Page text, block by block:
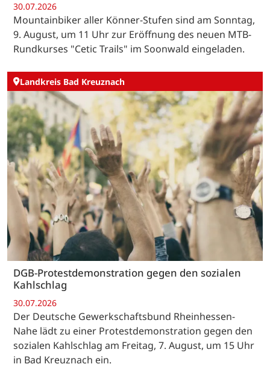
30.07.2026
Mountainbiker aller Könner-Stufen sind am Sonntag,
9. August, um 11 Uhr zur Eröffnung des neuen MTB-
Rundkurses "Cetic Trails" im Soonwald eingeladen.
Landkreis Bad Kreuznach
DGB-Protestdemonstration gegen den sozialen
Kahlschlag
30.07.2026
Der Deutsche Gewerkschaftsbund Rheinhessen-
Nahe lädt zu einer Protestdemonstration gegen den
sozialen Kahlschlag am Freitag, 7. August, um 15 Uhr
in Bad Kreuznach ein.